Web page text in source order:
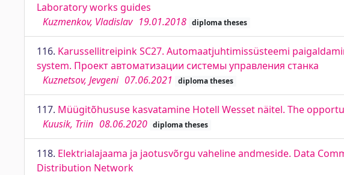
Laboratory works guides
Kuzmenkov, Vladislav 19.01.2018 diploma theses
116. Karussellitreipink SC27. Automaatjuhtimissüsteemi
system. Проект автоматизации системы управления станка
Kuznetsov, Jevgeni 07.06.2021 diploma theses
117. Müügitõhususe kasvatamine Hotell Wesset näitel. The
Kuusik, Triin 08.06.2020 diploma theses
118. Elektrialajaama ja jaotusvõrgu vaheline andmeside. Data
Distribution Network